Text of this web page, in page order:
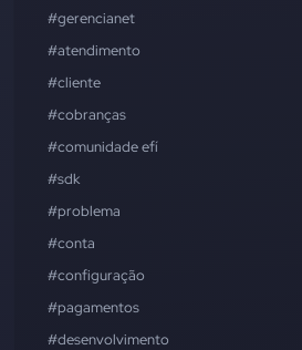
#gerencianet
#atendimento
#cliente
#cobranças
#comunidade efí
#sdk
#problema
#conta
#configuração
#pagamentos
#desenvolvimento